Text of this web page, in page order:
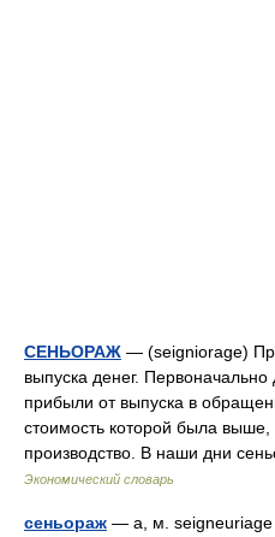
СЕНЬОРАЖ — (seigniorage)
выпуска денег.
прибыли от выпуска в
стоимость которой была
производство. В наши дни
Экономический словарь
сеньораж — а, м. seigneuriage